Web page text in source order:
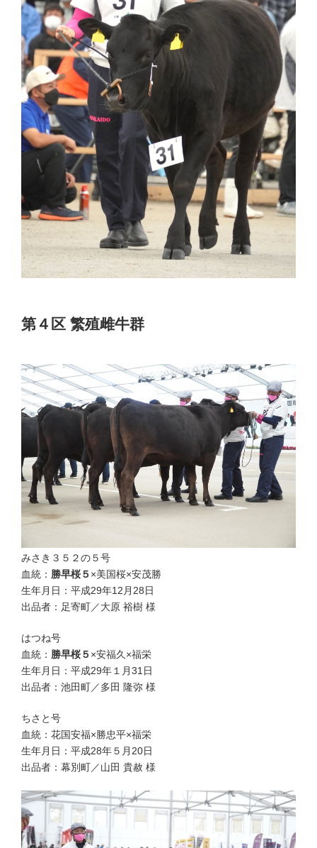
第４区 繁殖雌牛群
みさき３５２の５号
血統： 勝早桜５ ×美国桜×安茂勝
生年月日：平成29年12月28日
出品者：足寄町／大原 裕樹 様
はつね号
血統： 勝早桜５ ×安福久×福栄
生年月日：平成29年１月31日
出品者：池田町／多田 隆弥 様
ちさと号
血統：花国安福×勝忠平×福栄
生年月日：平成28年５月20日
出品者：幕別町／山田 貴赦 様